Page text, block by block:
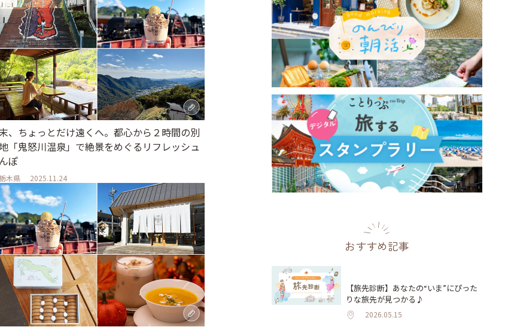
、ちょっとだけ遠くへ。都心から２時間の別
「鬼怒川温泉」で絶景をめぐるリフレッシュ
ぽ
木県 2025.11.24
おすすめ記事
【旅先診断】あなたの“いま”にぴった
りな旅先が見つかる♪
2026.05.15